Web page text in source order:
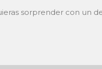
sorprender con un